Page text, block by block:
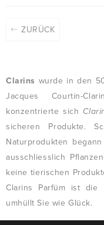
ZURÜCK
Clarins wurde in den
Jacques Courtin-
konzentrierte sich
sicheren Produkte.
Naturprodukten
ausschliesslich
keine tierischen
Clarins Parfüm ist die
umhüllt Sie wie Glück.